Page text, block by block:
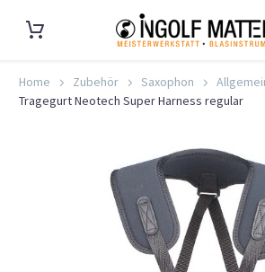
Home Zubehör Saxophon
Tragegurt Neotech Super Harness regular